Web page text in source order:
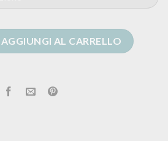
AGGIUNGI AL CARRELLO